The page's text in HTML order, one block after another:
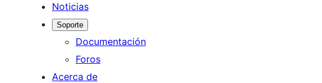
Noticias
Soporte
Documentación
Foros
Acerca de